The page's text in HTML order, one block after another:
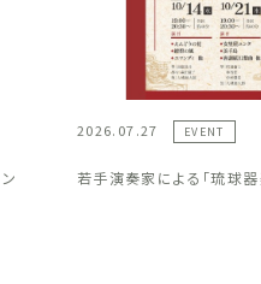
2026.07.27 EVENT
若手演奏家による「琉球